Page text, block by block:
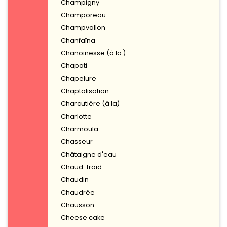
Champigny
Champoreau
Champvallon
Chanfaïna
Chanoinesse (à la )
Chapati
Chapelure
Chaptalisation
Charcutière (à la)
Charlotte
Charmoula
Chasseur
Châtaigne d'eau
Chaud-froid
Chaudin
Chaudrée
Chausson
Cheese cake